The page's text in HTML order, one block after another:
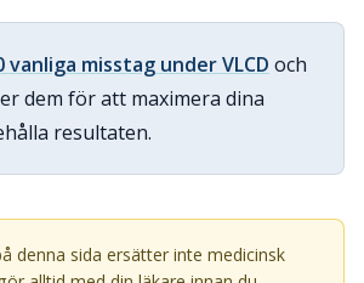
vanliga misstag under VLCD och
dem för att maximera dina
resultaten.
denna sida ersätter inte medicinsk